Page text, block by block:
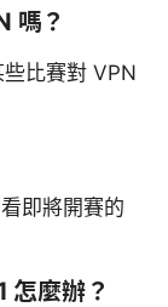
嗎？
比賽對 VPN
即將開賽的
麼辦？